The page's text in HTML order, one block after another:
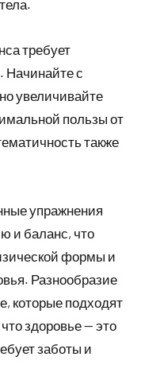
требует
Начинайте с
увеличивайте
пользы от
также
упражнения
и баланс, что
формы и
Разнообразие
которые подходят
здоровье — это
заботы и